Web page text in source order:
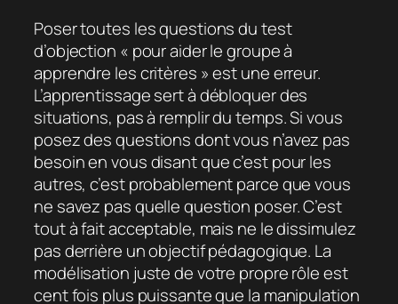
Poser toutes les questions du test
d’objection « pour aider le groupe à
apprendre les critères » est une erreur.
L’apprentissage sert à débloquer des
situations, pas à remplir du temps. Si vous
posez des questions dont vous n’avez pas
besoin en vous disant que c’est pour les
autres, c’est probablement parce que vous
ne savez pas quelle question poser. C’est
tout à fait acceptable, mais ne le dissimulez
pas derrière un objectif pédagogique. La
modélisation juste de votre propre rôle est
cent fois plus puissante que la manipulation